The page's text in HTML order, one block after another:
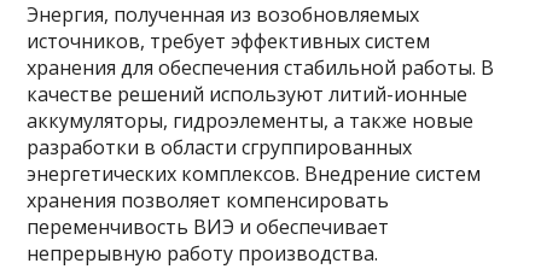
Энергия, полученная из возобновляемых
источников, требует эффективных систем
хранения для обеспечения стабильной работы. В
качестве решений используют литий-ионные
аккумуляторы, гидроэлементы, а также новые
разработки в области сгруппированных
энергетических комплексов. Внедрение систем
хранения позволяет компенсировать
переменчивость ВИЭ и обеспечивает
непрерывную работу производства.